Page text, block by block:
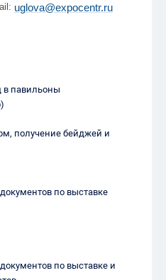
uglova@expocentr.ru
в павильоны
получение бейджей и
по выставке
по выставке и